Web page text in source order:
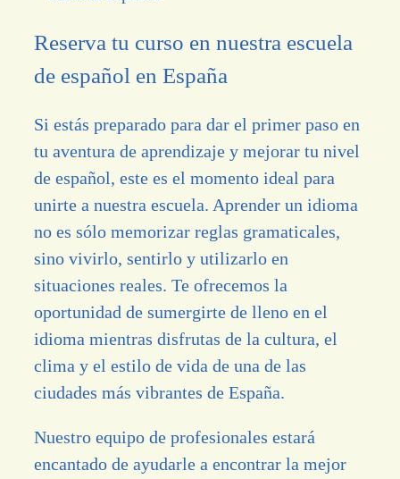
Reserva tu curso en nuestra escuela
de español en España
Si estás preparado para dar el primer paso en
tu aventura de aprendizaje y mejorar tu nivel
de español, este es el momento ideal para
unirte a nuestra escuela. Aprender un idioma
no es sólo memorizar reglas gramaticales,
sino vivirlo, sentirlo y utilizarlo en
situaciones reales. Te ofrecemos la
oportunidad de sumergirte de lleno en el
idioma mientras disfrutas de la cultura, el
clima y el estilo de vida de una de las
ciudades más vibrantes de España.
Nuestro equipo de profesionales estará
encantado de ayudarle a encontrar la mejor